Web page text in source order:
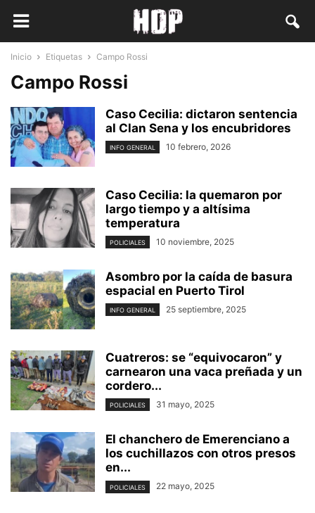
Inicio Etiquetas Campo Rossi
Campo Rossi
Caso Cecilia: dictaron sentencia
al Clan Sena y los encubridores
INFO GENERAL 10 febrero, 2026
Caso Cecilia: la quemaron por
largo tiempo y a altísima
temperatura
POLICIALES 10 noviembre, 2025
Asombro por la caída de basura
espacial en Puerto Tirol
INFO GENERAL 25 septiembre, 2025
Cuatreros: se “equivocaron” y
carnearon una vaca preñada y un
cordero...
POLICIALES 31 mayo, 2025
El chanchero de Emerenciano a
los cuchillazos con otros presos
en...
POLICIALES 22 mayo, 2025